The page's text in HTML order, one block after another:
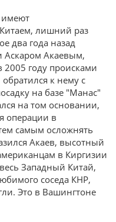
имеют
лишний раз
два года назад
Акаевым,
году происками
к нему с
на базе "Манас"
на том основании,
операции в
самым осложнять
Акаев, высотный
в Киргизии
Западный Китай,
соседа КНР,
Это в Вашингтоне